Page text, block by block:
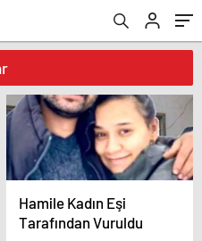
Hamile Kadın Eşi
Tarafından Vuruldu